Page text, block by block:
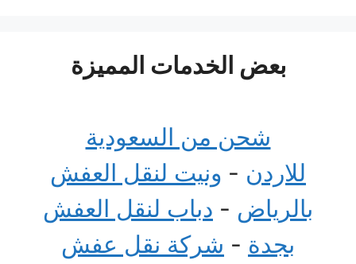
بعض الخدمات المميزة
شحن من السعودية
للاردن - ونيت لنقل العفش
بالرياض - دباب لنقل العفش
بجدة - شركة نقل عفش